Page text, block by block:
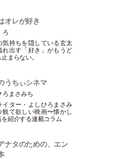
オレが好き
ろ
気持ちを隠している玄太
れ出す 「好き 」がもうど
まらない。
うちぃシネマ
ろまさみち
イター ・ よしひろまさみ
観て欲しい映画〜懐かし
を紹介する連載コラム
ナタのための、エン